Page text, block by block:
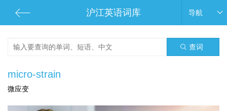
沪江英语词库 导航
查词
micro-strain
微应变